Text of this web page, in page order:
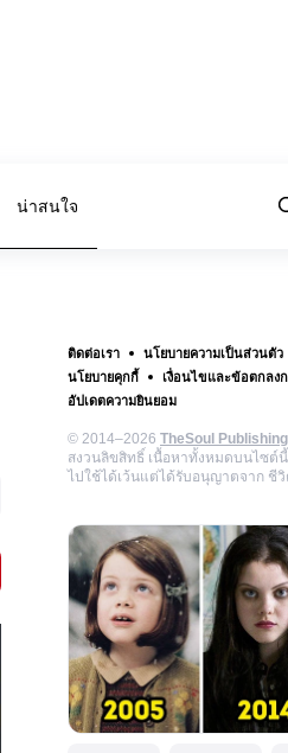
น่าสนใจ
ติดต่อเรา นโยบายความเป็นส่วนตัว
นโยบายคุกกี้
เงื่อนไขและข้อตกลง
อัปเดตความยินยอม
© 2014–2026 TheSoul Publishing
สงวนลิขสิทธิ์ เนื้อหาทั้งหมดบนไซต์
ไปใช้ได้เว้นแต่ได้รับอนุญาตจาก ชี